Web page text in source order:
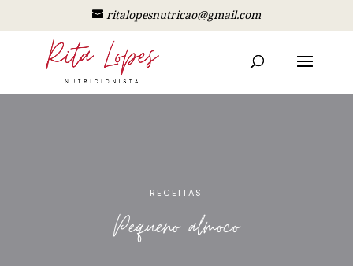
ritalopesnutricao@gmail.com
RECEITAS
Pequeno almoco